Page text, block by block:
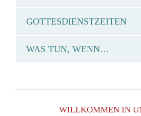
GOTTESDIENSTZEITEN
WAS TUN, WENN…
WILLKOMMEN IN